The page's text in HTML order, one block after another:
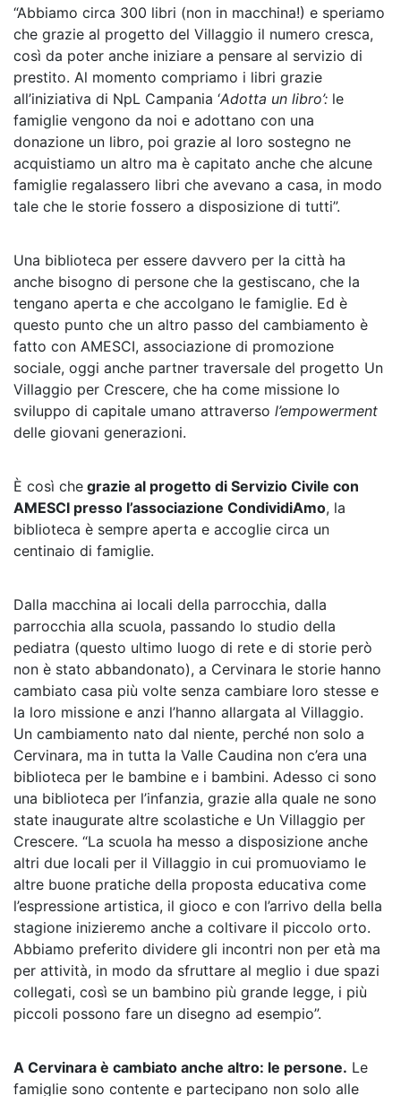
“Abbiamo circa 300 libri (non in macchina!) e speriamo
che grazie al progetto del Villaggio il numero cresca,
così da poter anche iniziare a pensare al servizio di
prestito. Al momento compriamo i libri grazie
all’iniziativa di NpL Campania ‘Adotta un libro’: le
famiglie vengono da noi e adottano con una
donazione un libro, poi grazie al loro sostegno ne
acquistiamo un altro ma è capitato anche che alcune
famiglie regalassero libri che avevano a casa, in modo
tale che le storie fossero a disposizione di tutti”.
Una biblioteca per essere davvero per la città ha
anche bisogno di persone che la gestiscano, che la
tengano aperta e che accolgano le famiglie. Ed è
questo punto che un altro passo del cambiamento è
fatto con AMESCI, associazione di promozione
sociale, oggi anche partner traversale del progetto Un
Villaggio per Crescere, che ha come missione lo
sviluppo di capitale umano attraverso l’empowerment
delle giovani generazioni.
È così che grazie al progetto di Servizio Civile con
AMESCI presso l’associazione CondividiAmo, la
biblioteca è sempre aperta e accoglie circa un
centinaio di famiglie.
Dalla macchina ai locali della parrocchia, dalla
parrocchia alla scuola, passando lo studio della
pediatra (questo ultimo luogo di rete e di storie però
non è stato abbandonato), a Cervinara le storie hanno
cambiato casa più volte senza cambiare loro stesse e
la loro missione e anzi l’hanno allargata al Villaggio.
Un cambiamento nato dal niente, perché non solo a
Cervinara, ma in tutta la Valle Caudina non c’era una
biblioteca per le bambine e i bambini. Adesso ci sono
una biblioteca per l’infanzia, grazie alla quale ne sono
state inaugurate altre scolastiche e Un Villaggio per
Crescere. “La scuola ha messo a disposizione anche
altri due locali per il Villaggio in cui promuoviamo le
altre buone pratiche della proposta educativa come
l’espressione artistica, il gioco e con l’arrivo della bella
stagione inizieremo anche a coltivare il piccolo orto.
Abbiamo preferito dividere gli incontri non per età ma
per attività, in modo da sfruttare al meglio i due spazi
collegati, così se un bambino più grande legge, i più
piccoli possono fare un disegno ad esempio”.
A Cervinara è cambiato anche altro: le persone. Le
famiglie sono contente e partecipano non solo alle